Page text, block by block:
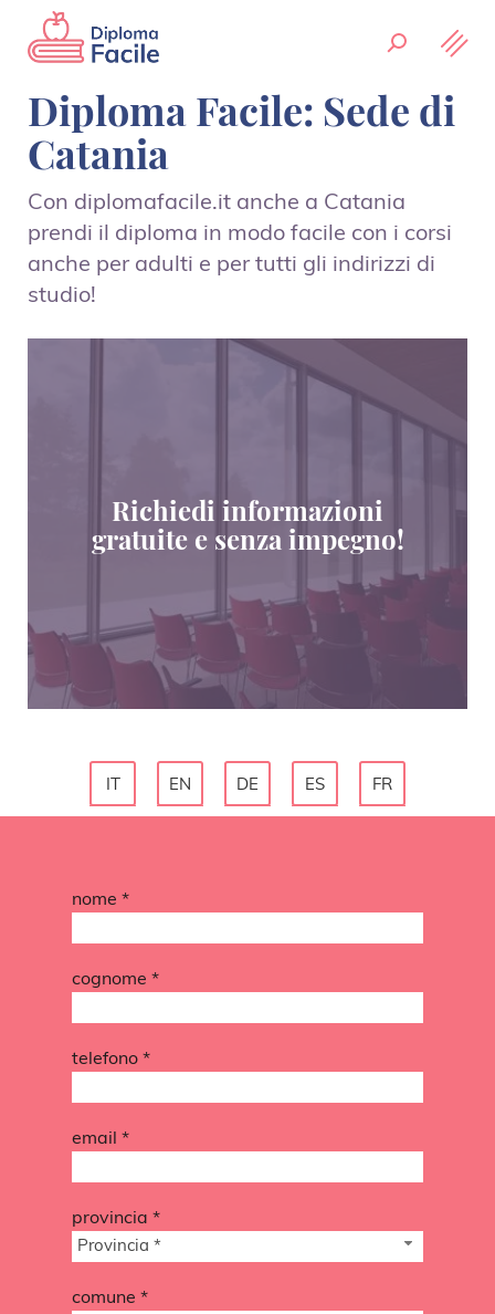
Diploma Facile: Sede di
Catania
Con diplomafacile.it anche a Catania
prendi il diploma in modo facile con i corsi
anche per adulti e per tutti gli indirizzi di
studio!
Richiedi informazioni
gratuite e senza impegno!
IT EN DE ES FR
nome *
cognome *
telefono *
email *
provincia *
Provincia *
comune *